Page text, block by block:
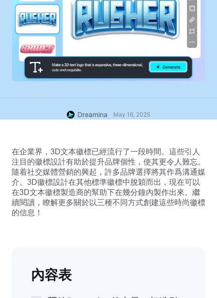
Dreamina May 16, 2025
在企業界，3D文本徽標已經流行了一段時間。這些引人
注目的徽標設計有助於提升品牌個性，使其更令人難忘。
隨着社交媒體營銷的興起，許多品牌選擇將其作爲溝通媒
介。3D徽標設計在其他標準徽標中脫穎而出，現在可以
在3D文本徽標製造商的幫助下在幾分鐘內製作出來。繼
續閱讀，瞭解更多關於以三種不同方式創建這些時尚徽標
的信息！
內容表